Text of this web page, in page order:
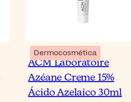
Dermocosmética
ACM Laboratoire
Azéane Creme 15%
Ácido Azelaico 30ml